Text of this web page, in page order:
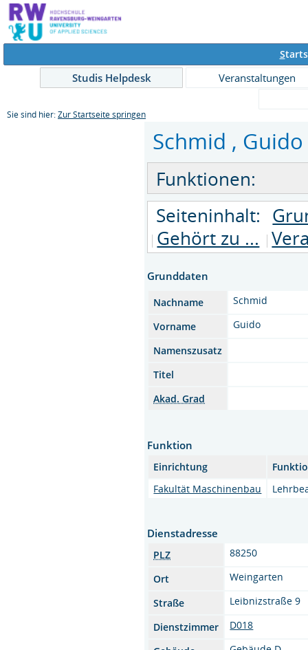
S
Studis Helpdesk
Veranstaltungen
Sie sind hier: Zur Startseite springen
Schmid ,
Funktionen:
Seiteninhalt:
Gehört zu ...
Grunddaten
Nachname
Schmid
Vorname
Guido
Namenszusatz
Titel
Akad. Grad
Funktion
Einrichtung
Fakultät Maschinenbau
Dienstadresse
PLZ
88250
Ort
Weingarten
Straße
Leibnizstraße 9
Dienstzimmer
D018